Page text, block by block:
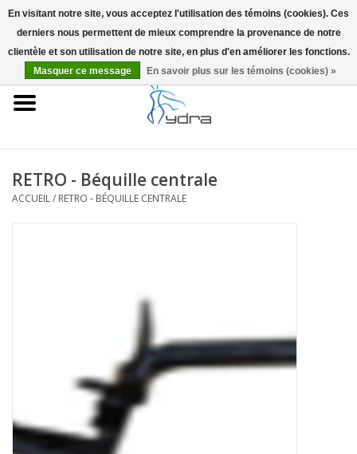
EUR
Accueil
RETRO - Béquille centrale
ACCUEIL/ RETRO - BÉQUILLE CENTRALE
En visitant notre site, vous acceptez l'utilisation des témoins (cookies). Ces
derniers nous permettent de mieux comprendre la provenance de notre
clientèle et son utilisation de notre site, en plus d'en améliorer les fonctions.
Masquer ce message
En savoir plus sur les témoins (cookies) »